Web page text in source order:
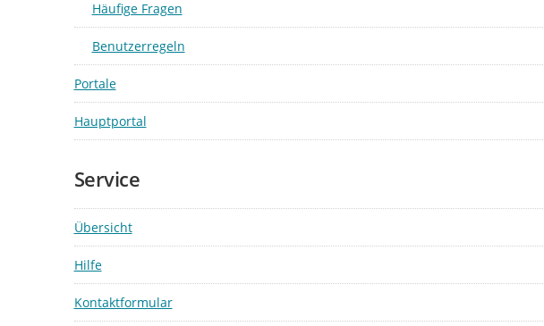
Häufige Fragen
Benutzerregeln
Portale
Hauptportal
Service
Übersicht
Hilfe
Kontaktformular